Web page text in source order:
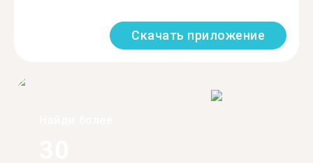
Скачать приложение